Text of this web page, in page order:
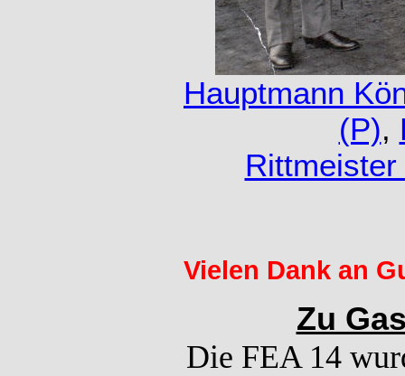
Hauptmann
(P),
Vielen Dank an
Zu
Die FEA 14